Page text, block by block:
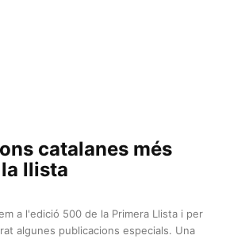
catalanes més
llista
a l'edició 500 de la Primera Llista i per
algunes publicacions especials. Una